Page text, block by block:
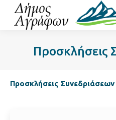
Προσκλήσεις
Προσκλήσεις Συνεδριάσεων